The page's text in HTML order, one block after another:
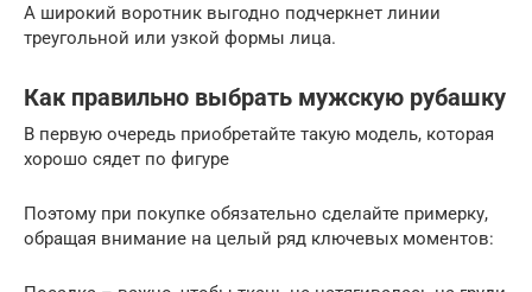
А широкий воротник выгодно подчеркнет линии
треугольной или узкой формы лица.
Как правильно выбрать мужскую рубашку
В первую очередь приобретайте такую модель, которая
хорошо сядет по фигуре
Поэтому при покупке обязательно сделайте примерку,
обращая внимание на целый ряд ключевых моментов: